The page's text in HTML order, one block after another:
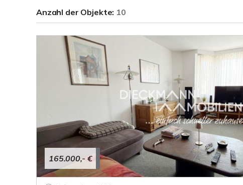
Anzahl der Objekte: 10
165.000,- €